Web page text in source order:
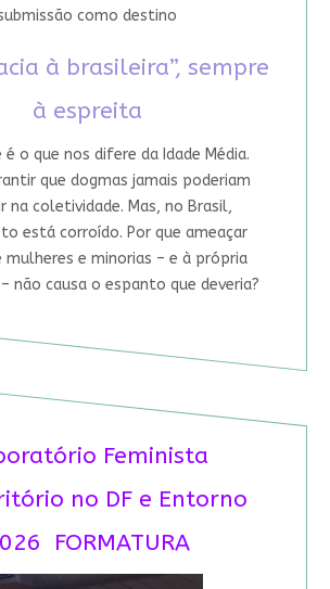
como destino
à brasileira”, sempre
à espreita
é o que nos difere da Idade Média.
que dogmas jamais poderiam
na coletividade. Mas, no Brasil,
está corroído. Por que ameaçar
mulheres e minorias – e à própria
não causa o espanto que deveria?
Feminista
no DF e Entorno
FORMATURA